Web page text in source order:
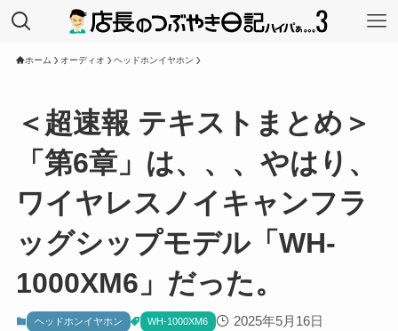
ホーム オーディオ ヘッドホンイヤホン
＜超速報 テキストまとめ＞
「第6章」は、、、やはり、
ワイヤレスノイキャンフラ
ッグシップモデル「WH-
1000XM6」だった。
ヘッドホンイヤホン WH-1000XM6 2025年5月16日